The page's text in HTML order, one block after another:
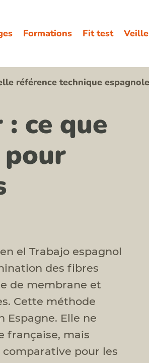
Formations Fit test Veille
référence technique
ce que
pour
el Trabajo espagnol
des fibres
de membrane et
Cette méthode
Espagne. Elle ne
française, mais
pour les